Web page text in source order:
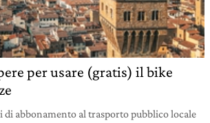
per usare (gratis) il bike
di abbonamento al trasporto pubblico locale